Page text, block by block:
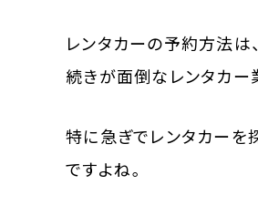
レンタカーの予約方法は
続きが面倒なレンタカー
特に急ぎでレンタカーを
ですよね。